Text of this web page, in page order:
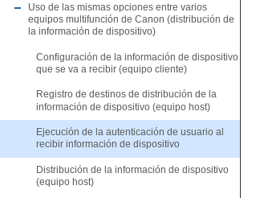
Uso de las mismas opciones entre varios
equipos multifunción de Canon (distribución de
la información de dispositivo)
Configuración de la información de dispositivo
que se va a recibir (equipo cliente)
Registro de destinos de distribución de la
información de dispositivo (equipo host)
Ejecución de la autenticación de usuario al
recibir información de dispositivo
Distribución de la información de dispositivo
(equipo host)